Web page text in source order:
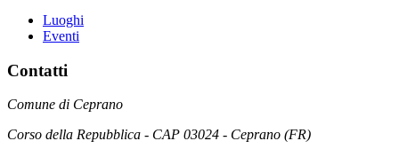
Luoghi
Eventi
Contatti
Comune di Ceprano
Corso della Repubblica - CAP 03024 - Ceprano (FR)